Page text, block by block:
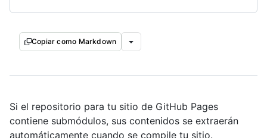
Copiar como Markdown
Si el repositorio para tu sitio de GitHub Pages
contiene submódulos, sus contenidos se extraerán
automáticamente cuando se compile tu sitio.